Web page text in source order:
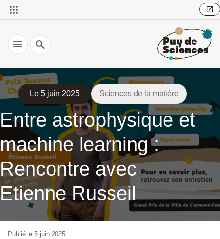
Recherche
Le 5 juin 2025 Sciences de la matière
Entre astrophysique et
machine learning :
Rencontre avec
Etienne Russeil
Publié le 5 juin 2025